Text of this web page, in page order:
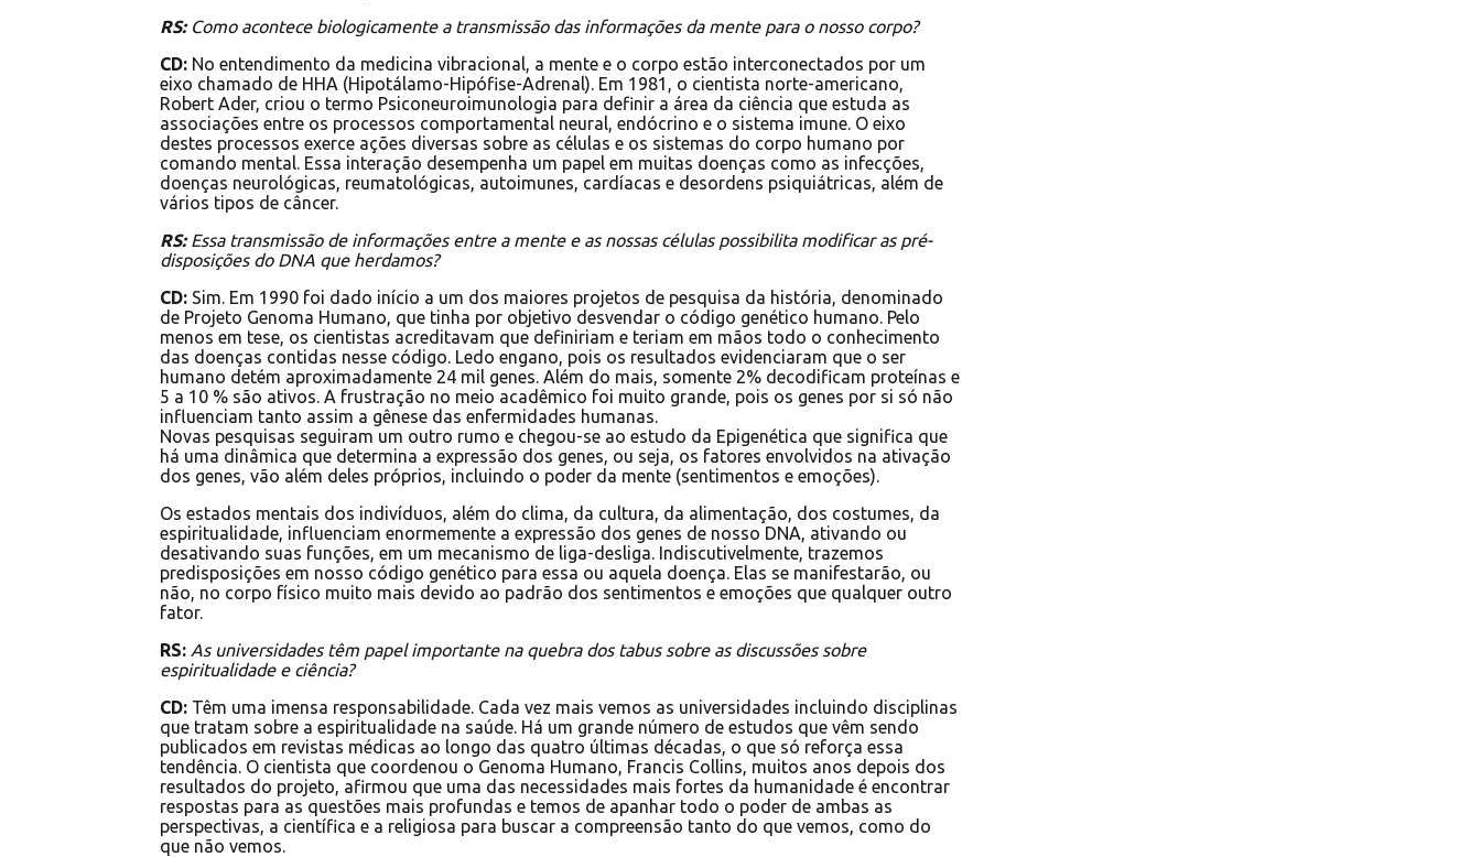
RS: Como acontece biologicamente a transmissão das informações da mente para o nosso corpo?
CD: No entendimento da medicina vibracional, a mente e o corpo estão interconectados por um
eixo chamado de HHA (Hipotálamo-Hipófise-Adrenal). Em 1981, o cientista norte-americano,
Robert Ader, criou o termo Psiconeuroimunologia para definir a área da ciência que estuda as
associações entre os processos comportamental neural, endócrino e o sistema imune. O eixo
destes processos exerce ações diversas sobre as células e os sistemas do corpo humano por
comando mental. Essa interação desempenha um papel em muitas doenças como as infecções,
doenças neurológicas, reumatológicas, autoimunes, cardíacas e desordens psiquiátricas, além de
vários tipos de câncer.
RS:Essa transmissão de informações entre a mente e as nossas células possibilita modificar as pré-
disposições do DNA que herdamos?
CD: Sim. Em 1990 foi dado início a um dos maiores projetos de pesquisa da história, denominado
de Projeto Genoma Humano, que tinha por objetivo desvendar o código genético humano. Pelo
menos em tese, os cientistas acreditavam que definiriam e teriam em mãos todo o conhecimento
das doenças contidas nesse código. Ledo engano, pois os resultados evidenciaram que o ser
humano detém aproximadamente 24 mil genes. Além do mais, somente 2% decodificam proteínas e
5 a 10 % são ativos. A frustração no meio acadêmico foi muito grande, pois os genes por si só não
influenciam tanto assim a gênese das enfermidades humanas.
Novas pesquisas seguiram um outro rumo e chegou-se ao estudo da Epigenética que significa que
há uma dinâmica que determina a expressão dos genes, ou seja, os fatores envolvidos na ativação
dos genes, vão além deles próprios, incluindo o poder da mente (sentimentos e emoções).
Os estados mentais dos indivíduos, além do clima, da cultura, da alimentação, dos costumes, da
espiritualidade, influenciam enormemente a expressão dos genes de nosso DNA, ativando ou
desativando suas funções, em um mecanismo de liga-desliga. Indiscutivelmente, trazemos
predisposições em nosso código genético para essa ou aquela doença. Elas se manifestarão, ou
não, no corpo físico muito mais devido ao padrão dos sentimentos e emoções que qualquer outro
fator.
RS: As universidades têm papel importante na quebra dos tabus sobre as discussões sobre
espiritualidade e ciência?
CD: Têm uma imensa responsabilidade. Cada vez mais vemos as universidades incluindo disciplinas
que tratam sobre a espiritualidade na saúde. Há um grande número de estudos que vêm sendo
publicados em revistas médicas ao longo das quatro últimas décadas, o que só reforça essa
tendência. O cientista que coordenou o Genoma Humano, Francis Collins, muitos anos depois dos
resultados do projeto, afirmou que uma das necessidades mais fortes da humanidade é encontrar
respostas para as questões mais profundas e temos de apanhar todo o poder de ambas as
perspectivas, a científica e a religiosa para buscar a compreensão tanto do que vemos, como do
que não vemos.